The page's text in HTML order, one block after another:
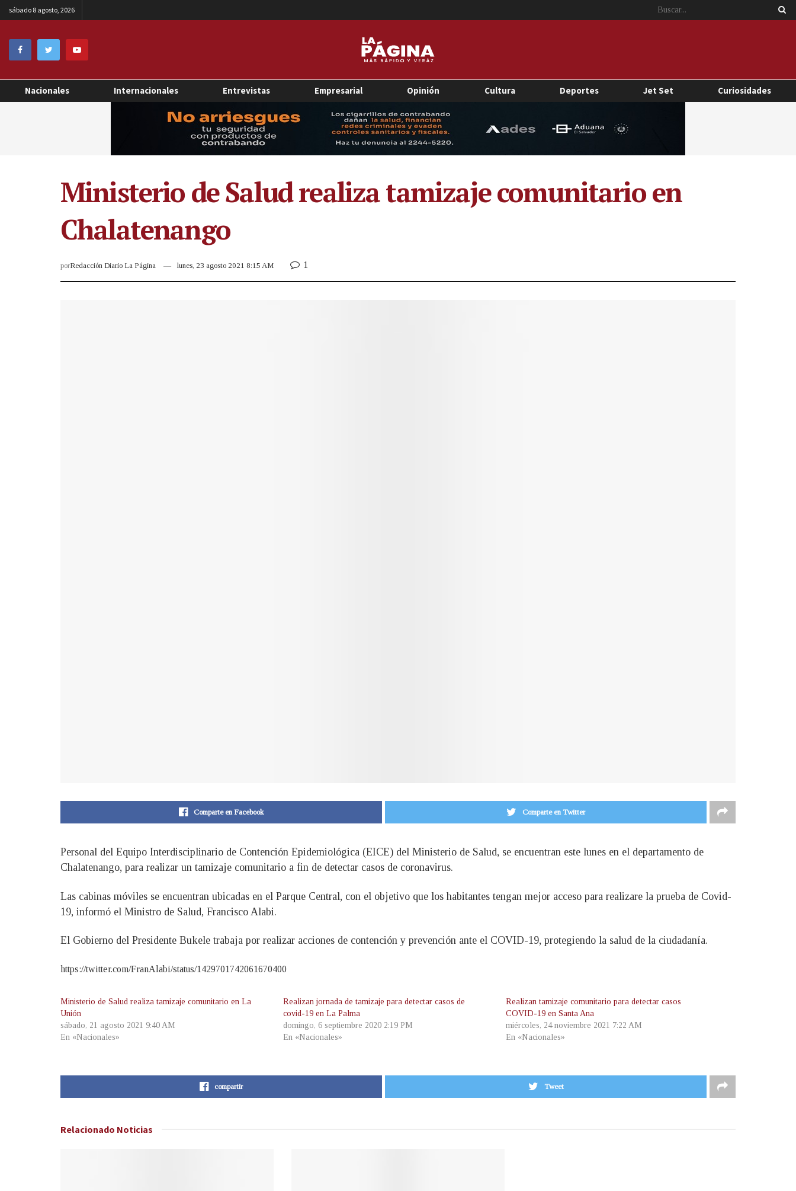
sábado 8 agosto, 2026
Nacionales Internacionales Entrevistas Empresarial Opinión Cultura Deportes Jet Set Curiosidades
Ministerio de Salud realiza tamizaje comunitario en
Chalatenango
porRedacción Diario La Página lunes, 23 agosto 2021 8:15 AM 1
Comparte en Facebook Comparte en Twitter
Personal del Equipo Interdisciplinario de Contención Epidemiológica (EICE) del Ministerio de Salud, se encuentran este lunes en el departamento de
Chalatenango, para realizar un tamizaje comunitario a fin de detectar casos de coronavirus.
Las cabinas móviles se encuentran ubicadas en el Parque Central, con el objetivo que los habitantes tengan mejor acceso para realizare la prueba de Covid-
19, informó el Ministro de Salud, Francisco Alabi.
El Gobierno del Presidente Bukele trabaja por realizar acciones de contención y prevención ante el COVID-19, protegiendo la salud de la ciudadanía.
https://twitter.com/FranAlabi/status/1429701742061670400
Ministerio de Salud realiza tamizaje comunitario en La
Unión
sábado, 21 agosto 2021 9:40 AM
En «Nacionales»
Realizan jornada de tamizaje para detectar casos de
covid-19 en La Palma
domingo, 6 septiembre 2020 2:19 PM
En «Nacionales»
Realizan tamizaje comunitario para detectar casos
COVID-19 en Santa Ana
miércoles, 24 noviembre 2021 7:22 AM
En «Nacionales»
compartir Tweet
Relacionado Noticias